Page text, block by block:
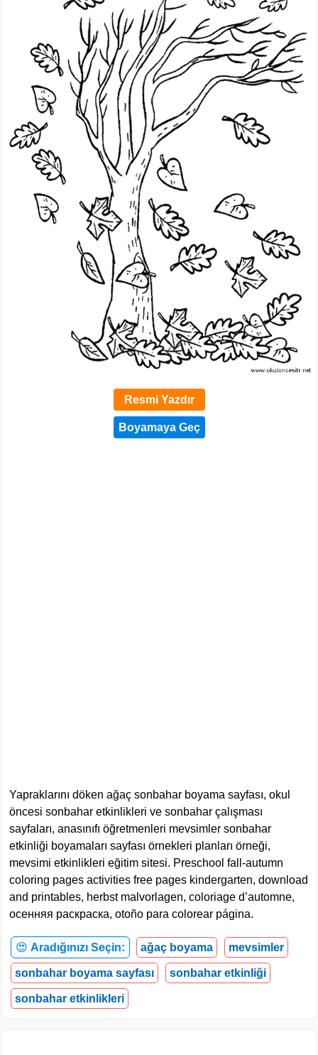
Resmi Yazdır
Yapraklarını döken ağaç sonbahar boyama sayfası, okul
öncesi sonbahar etkinlikleri ve sonbahar çalışması
sayfaları, anasınıfı öğretmenleri mevsimler sonbahar
etkinliği boyamaları sayfası örnekleri planları örneği,
mevsimi etkinlikleri eğitim sitesi. Preschool fall-autumn
coloring pages activities free pages kindergarten, download
and printables, herbst malvorlagen, coloriage d’automne,
осенняя раскраска, otoño para colorear página.
😍 Aradığınızı Seçin: ağaç boyama mevsimler
sonbahar boyama sayfası sonbahar etkinliği
sonbahar etkinlikleri